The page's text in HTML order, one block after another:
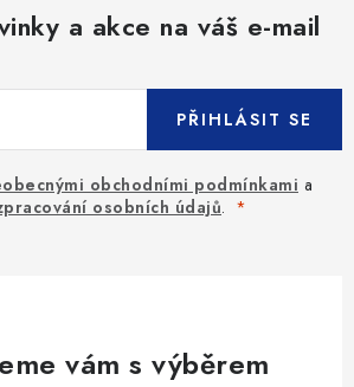
a akce na váš e-mail
obchodními podmínkami a
osobních údajů.
PŘIHLÁSIT SE
vám s výběrem